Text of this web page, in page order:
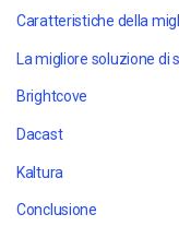
Caratteristiche della
La migliore soluzione di
Brightcove
Dacast
Kaltura
Conclusione